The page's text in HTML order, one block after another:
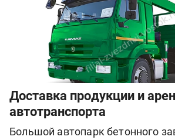
Доставка продукции и
автотранспорта
Большой автопарк бетонного